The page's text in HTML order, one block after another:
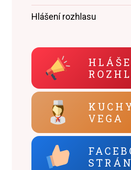
Hlášení rozhlasu
VEGA